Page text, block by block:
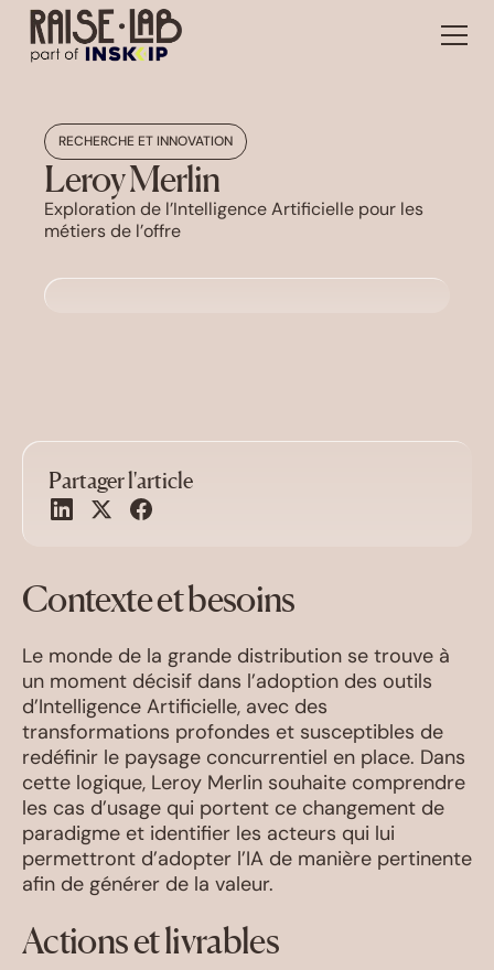
RECHERCHE ET INNOVATION
Leroy Merlin
Exploration de l’Intelligence Artificielle pour les
métiers de l’offre
Partager l'article
Contexte et besoins
Le monde de la grande distribution se trouve à
un moment décisif dans l’adoption des outils
d’Intelligence Artificielle, avec des
transformations profondes et susceptibles de
redéfinir le paysage concurrentiel en place. Dans
cette logique, Leroy Merlin souhaite comprendre
les cas d’usage qui portent ce changement de
paradigme et identifier les acteurs qui lui
permettront d’adopter l’IA de manière pertinente
afin de générer de la valeur.
Actions et livrables